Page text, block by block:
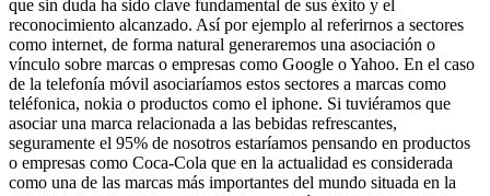
que sin duda ha sido clave fundamental de sus éxito y el
reconocimiento alcanzado. Así por ejemplo al referirnos a sectores
como internet, de forma natural generaremos una asociación o
vínculo sobre marcas o empresas como Google o Yahoo. En el caso
de la telefonía móvil asociaríamos estos sectores a marcas como
teléfonica, nokia o productos como el iphone. Si tuviéramos que
asociar una marca relacionada a las bebidas refrescantes,
seguramente el 95% de nosotros estaríamos pensando en productos
o empresas como Coca-Cola que en la actualidad es considerada
como una de las marcas más importantes del mundo situada en la